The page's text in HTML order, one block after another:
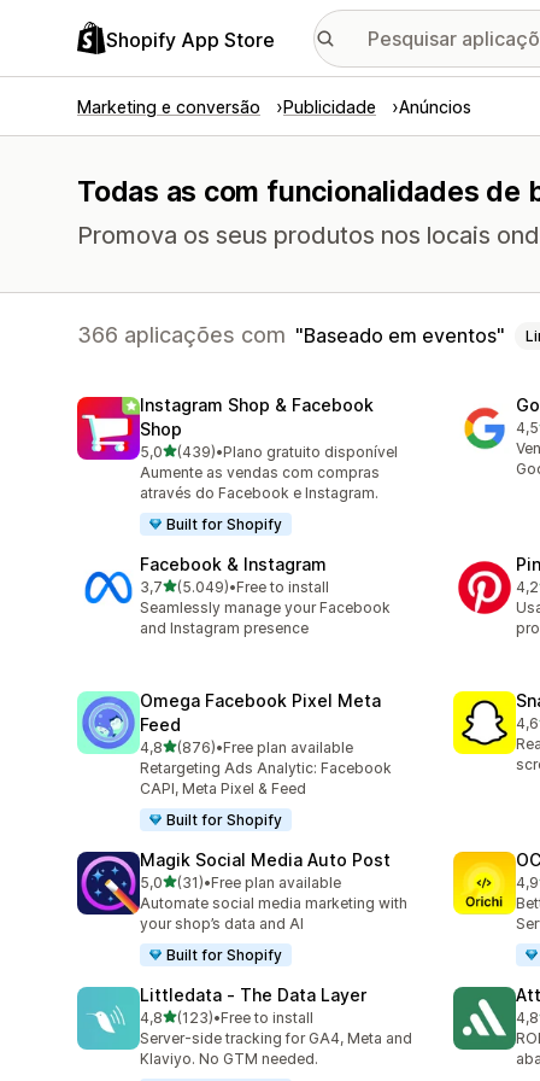
Shopify App Store
Marketing e conversão Publicidade Anúncios
Todas as com funcionalidades de
Promova os seus produtos nos locais
366 aplicações com Baseado em eventos
Instagram Shop & Facebook
Shop
5,0de 5 estrelas
(439)
439 total de avaliações
•Plano gratuito disponível
Aumente as vendas com compras
através do Facebook e Instagram.
Built for Shopify
4,5
Facebook & Instagram
3,7de 5 estrelas
(5.049)
5049 total de avaliações
•Free to install
Seamlessly manage your Facebook
and Instagram presence
4,2
Omega Facebook Pixel Meta
Feed
4,8de 5 estrelas
(876)
876 total de avaliações
•Free plan available
Retargeting Ads Analytic: Facebook
CAPI, Meta Pixel & Feed
Built for Shopify
4,6
Magik Social Media Auto Post
5,0de 5 estrelas
(31)
31 total de avaliações
•Free plan available
Automate social media marketing with
your shop’s data and AI
Built for Shopify
4,9
91
Littledata ‑ The Data Layer
4,8de 5 estrelas
(123)
123 total de avaliações
•Free to install
Server-side tracking for GA4, Meta and
Klaviyo. No GTM needed.
4,8